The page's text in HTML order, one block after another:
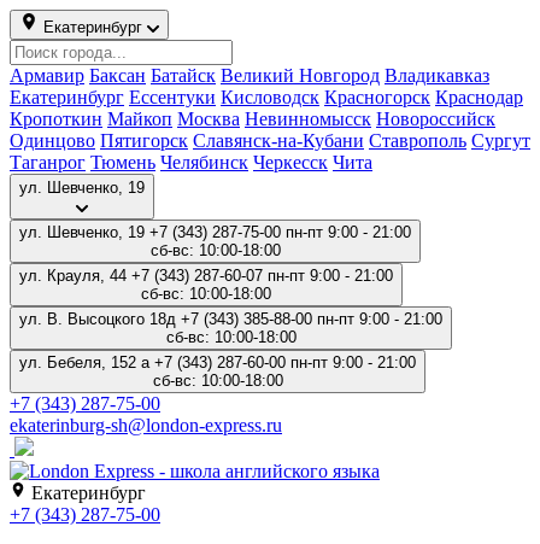
Екатеринбург
Армавир Баксан Батайск Великий Новгород Владикавказ
Екатеринбург Ессентуки Кисловодск Красногорск Краснодар
Кропоткин Майкоп Москва Невинномысск Новороссийск
Одинцово Пятигорск Славянск-на-Кубани Ставрополь Сургут
Таганрог Тюмень Челябинск Черкесск Чита
ул. Шевченко, 19
ул. Шевченко, 19 +7 (343) 287-75-00 пн-пт 9:00 - 21:00
сб-вс: 10:00-18:00
ул. Крауля, 44 +7 (343) 287-60-07 пн-пт 9:00 - 21:00
сб-вс: 10:00-18:00
ул. В. Высоцкого 18д
+7 (343) 385-88-00 пн-пт 9:00 - 21:00
сб-вс: 10:00-18:00
ул. Бебеля, 152 а +7 (343) 287-60-00 пн-пт 9:00 - 21:00
сб-вс: 10:00-18:00
+7 (343) 287-75-00
ekaterinburg-sh@london-express.ru
Екатеринбург
+7 (343) 287-75-00